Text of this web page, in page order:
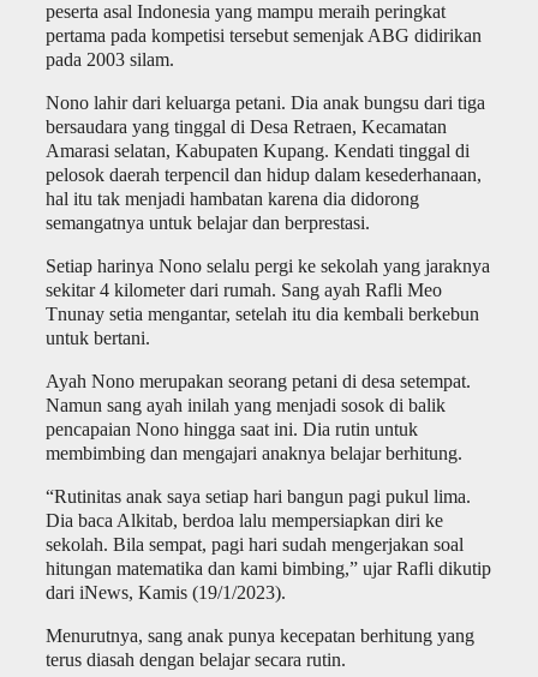
peserta asal Indonesia yang mampu meraih peringkat
pertama pada kompetisi tersebut semenjak ABG didirikan
pada 2003 silam.
Nono lahir dari keluarga petani. Dia anak bungsu dari tiga
bersaudara yang tinggal di Desa Retraen, Kecamatan
Amarasi selatan, Kabupaten Kupang. Kendati tinggal di
pelosok daerah terpencil dan hidup dalam kesederhanaan,
hal itu tak menjadi hambatan karena dia didorong
semangatnya untuk belajar dan berprestasi.
Setiap harinya Nono selalu pergi ke sekolah yang jaraknya
sekitar 4 kilometer dari rumah. Sang ayah Rafli Meo
Tnunay setia mengantar, setelah itu dia kembali berkebun
untuk bertani.
Ayah Nono merupakan seorang petani di desa setempat.
Namun sang ayah inilah yang menjadi sosok di balik
pencapaian Nono hingga saat ini. Dia rutin untuk
membimbing dan mengajari anaknya belajar berhitung.
“Rutinitas anak saya setiap hari bangun pagi pukul lima.
Dia baca Alkitab, berdoa lalu mempersiapkan diri ke
sekolah. Bila sempat, pagi hari sudah mengerjakan soal
hitungan matematika dan kami bimbing,” ujar Rafli dikutip
dari iNews, Kamis (19/1/2023).
Menurutnya, sang anak punya kecepatan berhitung yang
terus diasah dengan belajar secara rutin.